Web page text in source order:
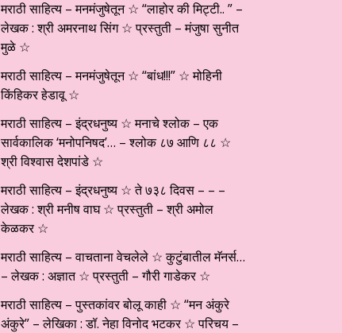
मराठी साहित्य – मनमंजुषेतून ☆ “लाहोर की मिट्टी.. ” –
लेखक : श्री अमरनाथ सिंग ☆ प्रस्तुती – मंजुषा सुनीत
मुळे ☆
मराठी साहित्य – मनमंजुषेतून ☆ “बांध!!!” ☆ मोहिनी
किंहिकर हेडावू ☆
मराठी साहित्य – इंद्रधनुष्य ☆ मनाचे श्लोक – एक
सार्वकालिक ‘मनोपनिषद’… – श्लोक ८७ आणि ८८ ☆
श्री विश्वास देशपांडे ☆
मराठी साहित्य – इंद्रधनुष्य ☆ ते ७३८ दिवस – – –
लेखक : श्री मनीष वाघ ☆ प्रस्तुती – श्री अमोल
केळकर ☆
मराठी साहित्य – वाचताना वेचलेले ☆ कुटुंबातील मॅनर्स…
– लेखक : अज्ञात ☆ प्रस्तुती – गौरी गाडेकर ☆
मराठी साहित्य – पुस्तकांवर बोलू काही ☆ “मन अंकुरे
अंकुरे” – लेखिका : डॉ. नेहा विनोद भटकर ☆ परिचय –